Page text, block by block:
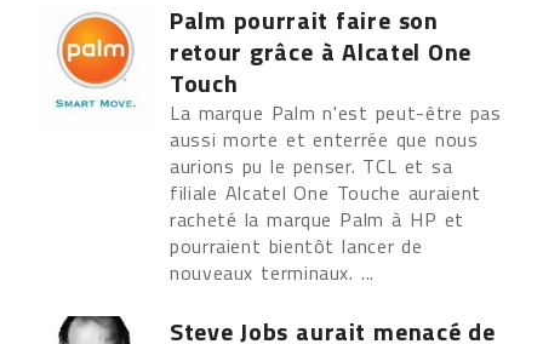
Palm pourrait faire son
retour grâce à Alcatel One
Touch
La marque Palm n'est peut-être pas
aussi morte et enterrée que nous
aurions pu le penser. TCL et sa
filiale Alcatel One Touche auraient
racheté la marque Palm à HP et
pourraient bientôt lancer de
nouveaux terminaux. ...
Steve Jobs aurait menacé de